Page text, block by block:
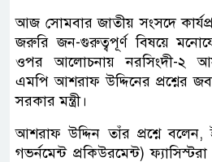
আজ সোমবার জাতীয় সংসদে
জরুরি জন-গুরুত্বপূর্ণ বিষয়ে
ওপর আলোচনায় নরসিংদী-২
এমপি আশরাফ উদ্দিনের প্রশ্নের
সরকার মন্ত্রী।
আশরাফ উদ্দিন তাঁর প্রশ্নে
গভর্নমেন্ট প্রকিউরমেন্ট)